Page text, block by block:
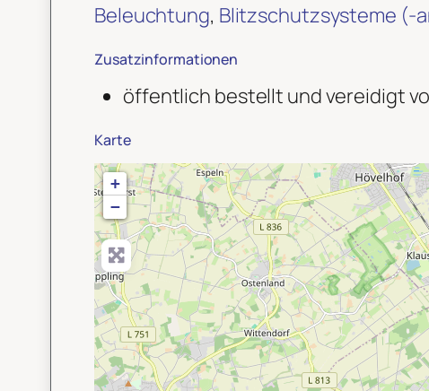
Beleuchtung, Blitzschutzsysteme (-
Zusatzinformationen
öffentlich bestellt und vereidigt
Karte
+
−